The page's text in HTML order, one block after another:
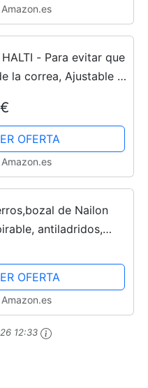
Amazon.es
- Para evitar que
la correa, Ajustable y
canino
OFERTA
Amazon.es
de Nailon
antiladridos,
de Malla Suave, Bozal
OFERTA
Amazon.es
12:33